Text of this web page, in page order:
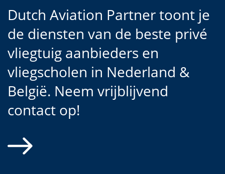
Dutch Aviation Partner toont je
de diensten van de beste privé
vliegtuig aanbieders en
vliegscholen in Nederland &
België. Neem vrijblijvend
contact op!